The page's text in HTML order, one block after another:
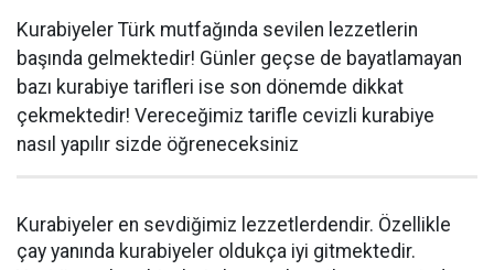
Kurabiyeler Türk mutfağında sevilen lezzetlerin
başında gelmektedir! Günler geçse de bayatlamayan
bazı kurabiye tarifleri ise son dönemde dikkat
çekmektedir! Vereceğimiz tarifle cevizli kurabiye
nasıl yapılır sizde öğreneceksiniz
Kurabiyeler en sevdiğimiz lezzetlerdendir. Özellikle
çay yanında kurabiyeler oldukça iyi gitmektedir.